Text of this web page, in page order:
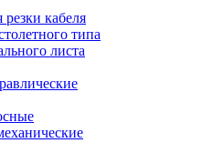
кабеля
типа
листа